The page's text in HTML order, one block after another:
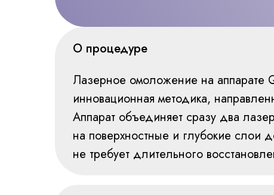
О процедуре
Лазерное омоложение на аппарате
инновационная методика,
Аппарат объединяет сразу два
на поверхностные и глубокие слои
не требует длительного